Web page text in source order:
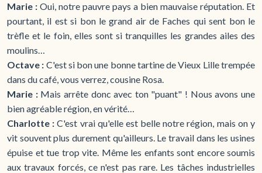
Marie : Oui, notre pauvre pays a bien mauvaise réputation. Et
pourtant, il est si bon le grand air de Faches qui sent bon le
trèfle et le foin, elles sont si tranquilles les grandes ailes des
moulins…
Octave : C'est si bon une bonne tartine de Vieux Lille trempée
dans du café, vous verrez, cousine Rosa.
Marie :Mais arrête donc avec ton "puant" ! Nous avons une
bien agréable région, en vérité…
Charlotte : C'est vrai qu'elle est belle notre région, mais on y
vit souvent plus durement qu'ailleurs. Le travail dans les usines
épuise et tue trop vite. Même les enfants sont encore soumis
aux travaux forcés, ce n'est pas rare. Les tâches industrielles